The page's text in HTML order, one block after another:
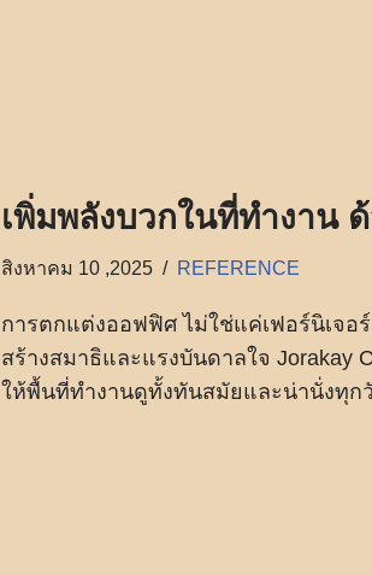
เพิ่มพลังบวกในที่ทำงาน
สิงหาคม 10 ,2025 REFERENCE
การตกแต่งออฟฟิศ ไม่ใช่แค่เฟอร์นิเจอ
สร้างสมาธิและแรงบันดาลใจ Jorakay
ให้พื้นที่ทำงานดูทั้งทันสมัยและน่านั่งทุก